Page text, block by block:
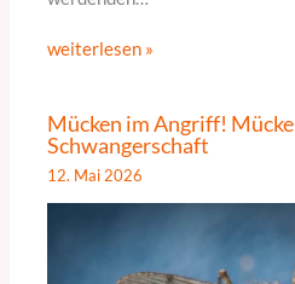
weiterlesen »
Mücken im Angriff!
Schwangerschaft
12. Mai 2026